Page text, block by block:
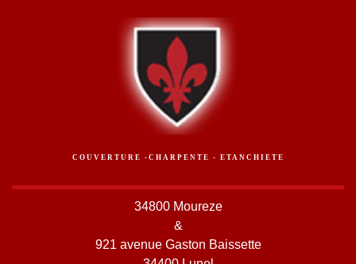
COUVERTURE -CHARPENTE - ETANCHIETE
34800 Moureze
&
921 avenue Gaston Baissette